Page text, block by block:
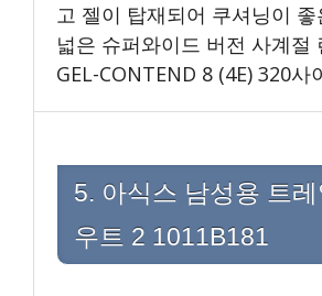
고 젤이 탑재되어 쿠셔닝이
넓은 슈퍼와이드 버전 사계절
GEL-CONTEND 8 (4E) 320사
5. 아식스 남성용 트
우트 2 1011B181